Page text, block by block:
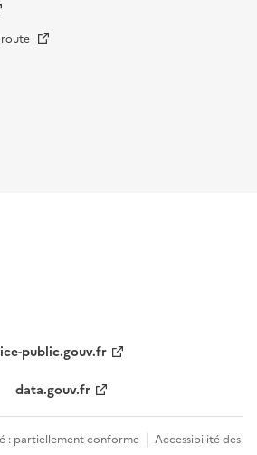
route
public.gouv.fr
data.gouv.fr
: partiellement conforme Accessibilité des